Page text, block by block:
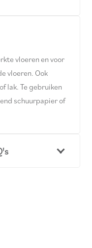
vloeren en voor
vloeren. Ook
lak. Te gebruiken
schuurpapier of